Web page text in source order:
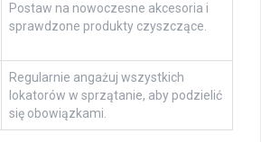
Postaw na nowoczesne akcesoria i
sprawdzone produkty czyszczące.
Regularnie angażuj wszystkich
lokatorów w sprzątanie, aby podzielić
się obowiązkami.